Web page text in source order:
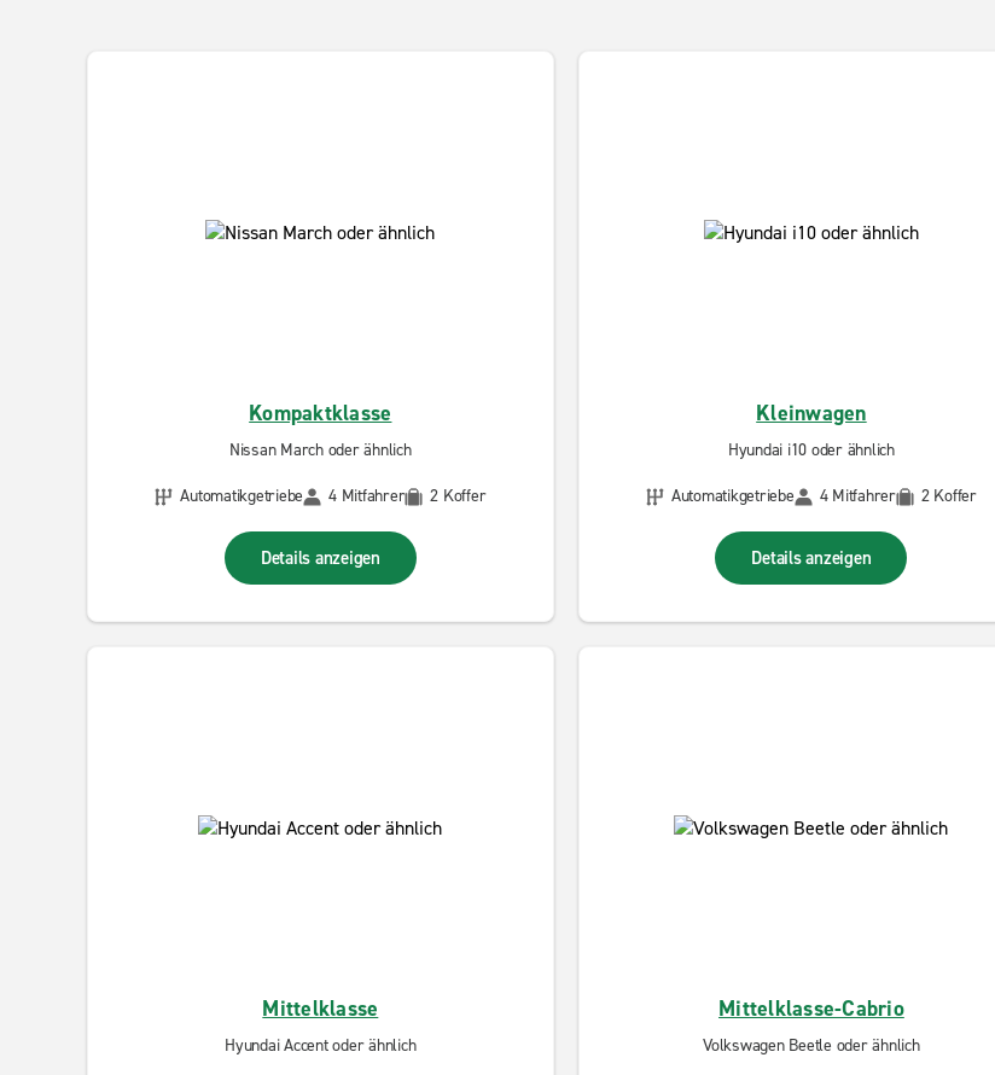
Kompaktklasse
Nissan March oder ähnlich
Automatikgetriebe
4 Mitfahrer 2 Koffer
Details anzeigen
Kleinwagen
Hyundai i10 oder ähnlich
Automatikgetriebe
4 Mitfahrer 2 Koffer
Details anzeigen
Mittelklasse
Hyundai Accent oder ähnlich
Mittelklasse-Cabrio
Volkswagen Beetle oder ähnlich